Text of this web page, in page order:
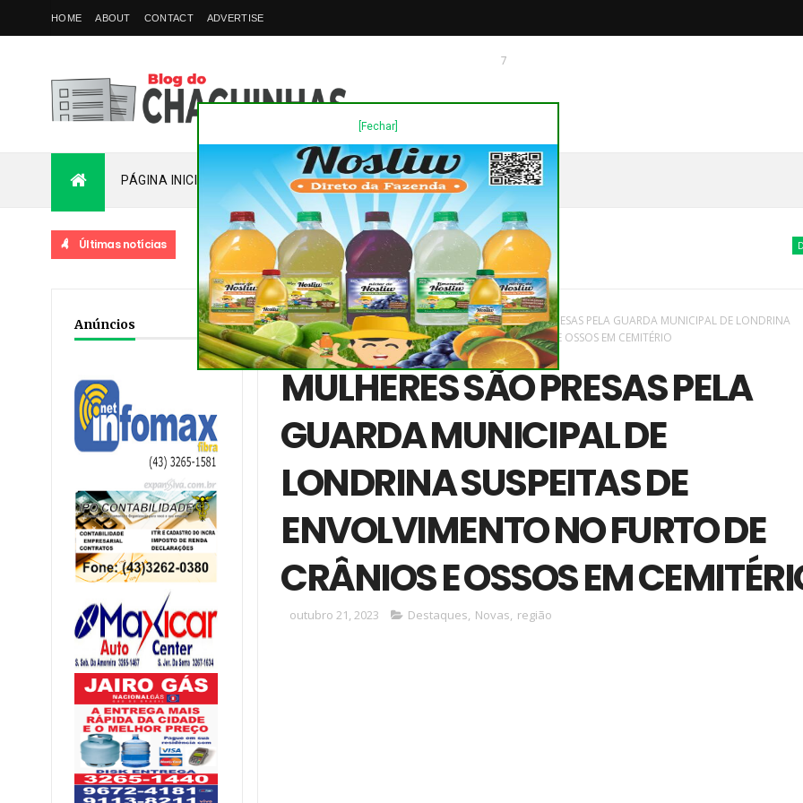
[Fechar]
HOME ABOUT CONTACT ADVERTISE
7
PÁGINA INICIAL PLANTÃO FALE COM O CHAGUINHAS
Últimas notícias
Anúncios Home/Destaques/Novas/região/MULHERES SÃO PRESAS PELA GUARDA MUNICIPAL DE LONDRINA
SUSPEITAS DE ENVOLVIMENTO NO FURTO DE CRÂNIOS E OSSOS EM CEMITÉRIO
MULHERES SÃO PRESAS PELA
GUARDA MUNICIPAL DE
LONDRINA SUSPEITAS DE
ENVOLVIMENTO NO FURTO DE
CRÂNIOS E OSSOS EM
outubro 21, 2023 Destaques, Novas, região